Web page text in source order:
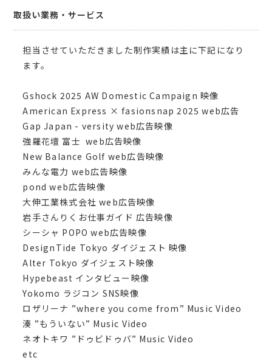
取扱い業務・サービス
担当させていただきました制作実績は主に下記になり
ます。
Gshock 2025 AW Domestic Campaign 映像
American Express × fasionsnap 2025 web広告
Gap Japan - versity web広告映像
強羅花壇 富士 web広告映像
New Balance Golf web広告映像
みんな電力 web広告映像
pond web広告映像
大伸工業株式会社 web広告映像
岩手さんりくお仕事ガイド 広告映像
シーシャ POPO web広告映像
DesignTide Tokyo ダイジェスト 映像
Alter Tokyo ダイジェスト映像
Hypebeast インタビュー映像
Yokomo ラジコン SNS映像
ロザリーナ ”where you come from” Music Video
湊 ”もういない” Music Video
ネオトキワ ”ドゥビドゥバ” Music Video
etc